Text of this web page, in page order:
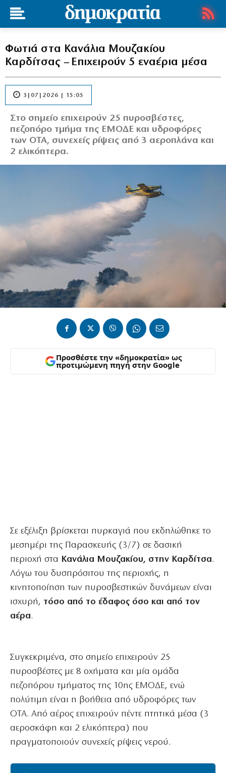
Φωτιά στα Κανάλια Μουζακίου
Καρδίτσας – Επιχειρούν 5 εναέρια μέσα
3|07|2026 | 15:05
Στο σημείο επιχειρούν 25 πυροσβέστες,
πεζοπόρο τμήμα της ΕΜΟΔΕ και υδροφόρες
των ΟΤΑ, συνεχείς ρίψεις από 3 αεροπλάνα και
2 ελικόπτερα.
Προσθέστε την «δημοκρατία» ως
προτιμώμενη πηγή στην Google
Σε εξέλιξη βρίσκεται πυρκαγιά που εκδηλώθηκε το
μεσημέρι της Παρασκευής (3/7) σε δασική
περιοχή στα Κανάλια Μουζακίου, στην Καρδίτσα.
Λόγω του δυσπρόσιτου της περιοχής, η
κινητοποίηση των πυροσβεστικών δυνάμεων είναι
ισχυρή, τόσο από το έδαφος όσο και από τον
αέρα.
Συγκεκριμένα, στο σημείο επιχειρούν 25
πυροσβέστες με 8 οχήματα και μία ομάδα
πεζοπόρου τμήματος της 10ης ΕΜΟΔΕ, ενώ
πολύτιμη είναι η βοήθεια από υδροφόρες των
ΟΤΑ. Από αέρος επιχειρούν πέντε πτητικά μέσα (3
αεροσκάφη και 2 ελικόπτερα) που
πραγματοποιούν συνεχείς ρίψεις νερού.